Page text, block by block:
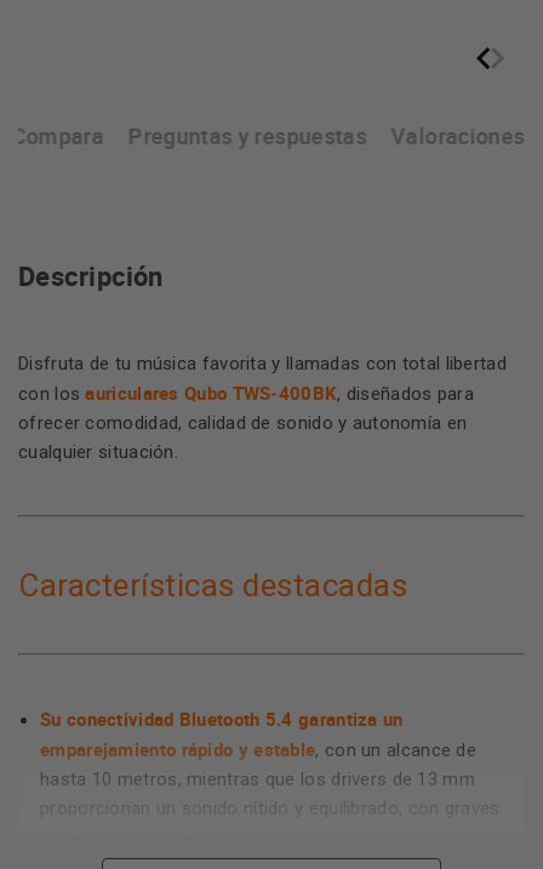
Compara Preguntas y respuestas Valoraciones
Descripción
Disfruta de tu música favorita y llamadas con total libertad
con losauriculares Qubo TWS‑400BK, diseñados para
ofrecer comodidad, calidad de sonido y autonomía en
cualquier situación.
Características destacadas
Su conectividad Bluetooth 5.4 garantiza un
emparejamiento rápido y estable, con un alcance de
hasta 10 metros, mientras que los drivers de 13 mm
proporcionan un sonido nítido y equilibrado, con graves